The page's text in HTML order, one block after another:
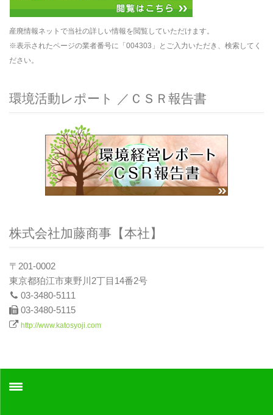
産廃情報ネットで当社の詳しい情報を閲覧していただけます。
※表示されたページの業者番号に「004303」とご入力いただき、検索してく
ださい。
環境活動レポート ／ＣＳＲ報告書
株式会社加藤商事【本社】
〒201-0002
東京都狛江市東野川2丁目14番2号
03-3480-5111
03-3480-5115
http://www.katosyoji.com